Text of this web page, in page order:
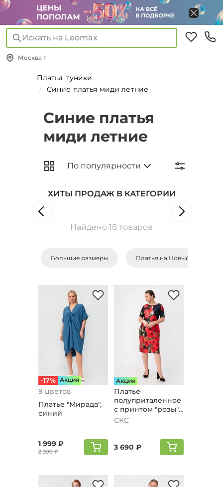
Искать на Leomax
Москва г
Платья, туники
Синие платья миди летние
Синие платья
миди летние
ХИТЫ ПРОДАЖ В КАТЕГОРИИ
Найдено 18 товаров
Большие размеры Платья на Новый Год
-17% Aкция
9 цветов
Платье "Мирада",
синий
1 999 ₽
2 399 ₽
Aкция
Платье
полуприталенное
с принтом "розы",
сине-красный
СКС
3 690 ₽